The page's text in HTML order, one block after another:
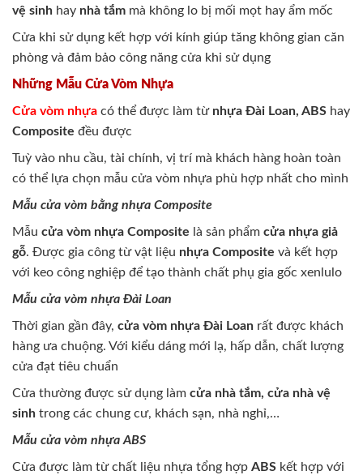
vệ sinh hay nhà tắm mà không lo bị mối mọt hay ẩm mốc
Cửa khi sử dụng kết hợp với kính giúp tăng không gian căn
phòng và đảm bảo công năng cửa khi sử dụng
Những Mẫu Cửa Vòm Nhựa
Cửa vòm nhựa có thể được làm từ nhựa Đài Loan, ABS hay
Composite đều được
Tuỳ vào nhu cầu, tài chính, vị trí mà khách hàng hoàn toàn
có thể lựa chọn mẫu cửa vòm nhựa phù hợp nhất cho mình
Mẫu cửa vòm bằng nhựa Composite
Mẫu cửa vòm nhựa Composite là sản phẩm cửa nhựa giả
gỗ. Được gia công từ vật liệu nhựa Composite và kết hợp
với keo công nghiệp để tạo thành chất phụ gia gốc xenlulo
Mẫu cửa vòm nhựa Đài Loan
Thời gian gần đây, cửa vòm nhựa Đài Loan rất được khách
hàng ưa chuộng. Với kiểu dáng mới lạ, hấp dẫn, chất lượng
cửa đạt tiêu chuẩn
Cửa thường được sử dụng làm cửa nhà tắm, cửa nhà vệ
sinh trong các chung cư, khách sạn, nhà nghỉ,…
Mẫu cửa vòm nhựa ABS
Cửa được làm từ chất liệu nhựa tổng hợp ABS kết hợp với